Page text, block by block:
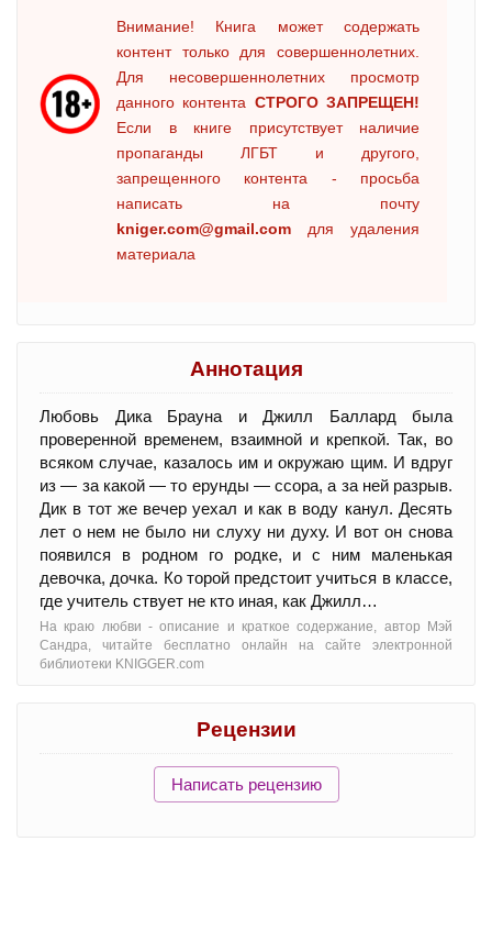
Внимание! Книга может содержать
контент только для совершеннолетних.
Для несовершеннолетних просмотр
данного контента СТРОГО ЗАПРЕЩЕН!
Если в книге присутствует наличие
пропаганды ЛГБТ и другого,
запрещенного контента - просьба
написать на почту
kniger.com@gmail.com для удаления
материала
Аннотация
Любовь Дика Брауна и Джилл Баллард была
проверенной временем, взаимной и крепкой. Так, во
всяком случае, казалось им и окружаю щим. И вдруг
из — за какой — то ерунды — ссора, а за ней разрыв.
Дик в тот же вечер уехал и как в воду канул. Десять
лет о нем не было ни слуху ни духу. И вот он снова
появился в родном го родке, и с ним маленькая
девочка, дочка. Ко торой предстоит учиться в классе,
где учитель ствует не кто иная, как Джилл…
На краю любви - oписание и краткое содержание, автор Мэй
Сандра, читайте бесплатно онлайн на сайте электронной
библиотеки KNIGGER.com
Рецензии
Написать рецензию